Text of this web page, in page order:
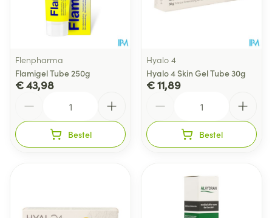
Flenpharma
Flamigel Tube 250g
€ 43,98
Bestel
Hyalo 4
Hyalo 4 Skin Gel Tube 30g
€ 11,89
Bestel